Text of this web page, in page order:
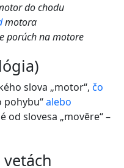
do chodu
motora
porúch na motore
slova „motor“, čo
pohybu“alebo
od slovesa „movēre“ –
vetách